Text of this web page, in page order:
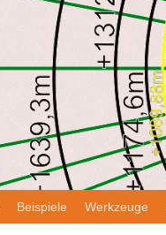
Beispiele Werkzeuge